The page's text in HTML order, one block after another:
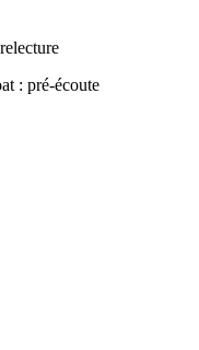
: pré-écoute